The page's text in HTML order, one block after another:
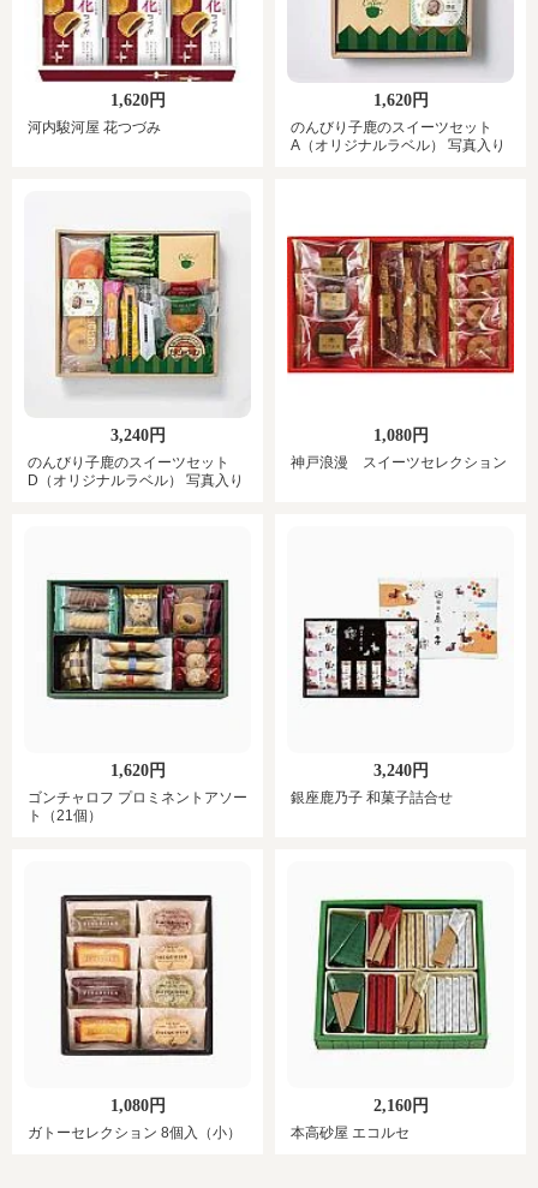
1,620円
河内駿河屋 花つづみ
1,620円
のんびり子鹿のスイーツセット
A（オリジナルラベル） 写真入り
3,240円
のんびり子鹿のスイーツセット
D（オリジナルラベル） 写真入り
1,080円
神戸浪漫 スイーツセレクション
1,620円
ゴンチャロフ プロミネントアソー
ト（21個）
3,240円
銀座鹿乃子 和菓子詰合せ
1,080円
ガトーセレクション 8個入（小）
2,160円
本高砂屋 エコルセ